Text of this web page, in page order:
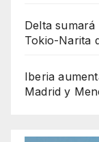
Delta
Tokio-Narita
Iberia
Madrid y